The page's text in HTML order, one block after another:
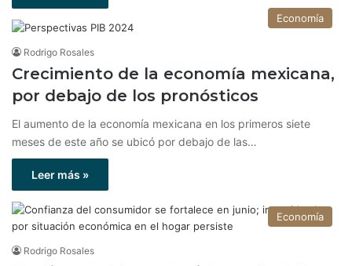
Economía
Rodrigo Rosales
Crecimiento de la economía mexicana,
por debajo de los pronósticos
El aumento de la economía mexicana en los primeros siete
meses de este año se ubicó por debajo de las…
Leer más »
Economía
Rodrigo Rosales